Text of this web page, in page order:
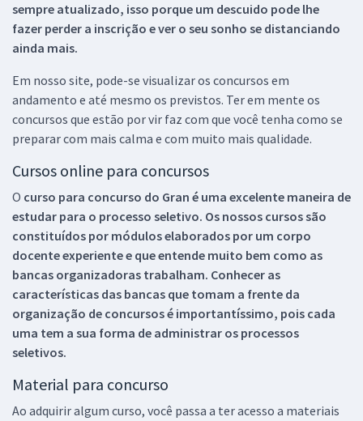
sempre atualizado, isso porque um descuido pode lhe
fazer perder a inscrição e ver o seu sonho se distanciando
ainda mais.
Em nosso site, pode-se visualizar os concursos em
andamento e até mesmo os previstos. Ter em mente os
concursos que estão por vir faz com que você tenha como se
preparar com mais calma e com muito mais qualidade.
Cursos online para concursos
O curso para concurso do Gran é uma excelente maneira de
estudar para o processo seletivo. Os nossos cursos são
constituídos por módulos elaborados por um corpo
docente experiente e que entende muito bem como as
bancas organizadoras trabalham. Conhecer as
características das bancas que tomam a frente da
organização de concursos é importantíssimo, pois cada
uma tem a sua forma de administrar os processos
seletivos.
Material para concurso
Ao adquirir algum curso, você passa a ter acesso a materiais